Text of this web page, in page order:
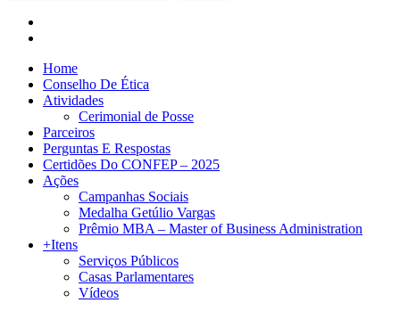
Home
Conselho De Ética
Atividades
Cerimonial de Posse
Parceiros
Perguntas E Respostas
Certidões Do CONFEP – 2025
Ações
Campanhas Sociais
Medalha Getúlio Vargas
Prêmio MBA – Master of Business Administration
+Itens
Serviços Públicos
Casas Parlamentares
Vídeos